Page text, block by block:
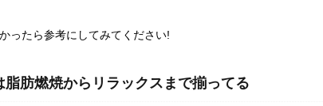
ったら参考にしてみてください!
肪燃焼からリラックスまで揃ってる